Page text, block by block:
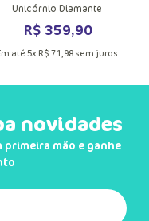
Unicórnio Diamante
R$ 359,90
até 5x R$ 71,98sem juros
novidades
primeira mão e ganhe